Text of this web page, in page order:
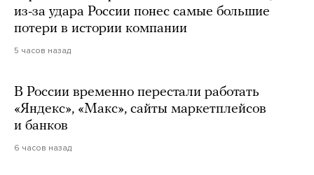
из-за удара России понес самые большие
потери в истории компании
5 часов назад
В России временно перестали работать
«Яндекс», «Макс», сайты маркетплейсов
и банков
6 часов назад